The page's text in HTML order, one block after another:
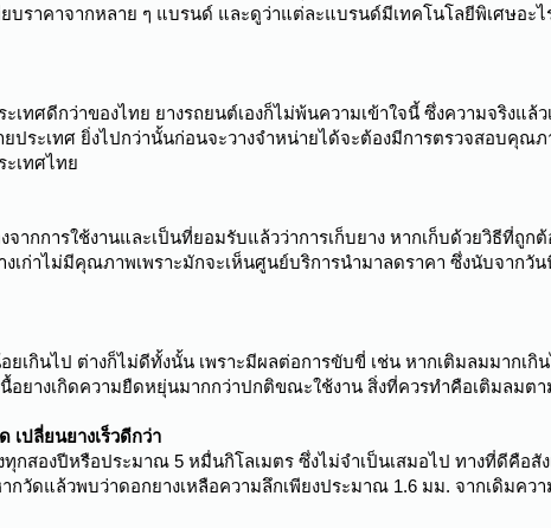
บราคาจากหลาย ๆ แบรนด์ และดูว่าแต่ละแบรนด์มีเทคโนโลยีพิเศษอะ
เทศดีกว่าของไทย ยางรถยนต์เองก็ไม่พ้นความเข้าใจนี้ ซึ่งความจริงแ
ประเทศ ยิ่งไปกว่านั้นก่อนจะวางจำหน่ายได้จะต้องมีการตรวจสอบคุณ
ะเทศไทย
ากการใช้งานและเป็นที่ยอมรับแล้วว่าการเก็บยาง หากเก็บด้วยวิธีที่ถู
งเก่าไม่มีคุณภาพเพราะมักจะเห็นศูนย์บริการนำมาลดราคา ซึ่งนับจากวั
เกินไป ต่างก็ไม่ดีทั้งนั้น เพราะมีผลต่อการขับขี่ เช่น หากเติมลมมากเกิ
อยางเกิดความยืดหยุ่นมากกว่าปกติขณะใช้งาน สิ่งที่ควรทำคือเติมลมต
เปลี่ยนยางเร็วดีกว่า
กสองปีหรือประมาณ 5 หมื่นกิโลเมตร ซึ่งไม่จำเป็นเสมอไป ทางที่ดีคือสั
กวัดแล้วพบว่าดอกยางเหลือความลึกเพียงประมาณ 1.6 มม. จากเดิมค